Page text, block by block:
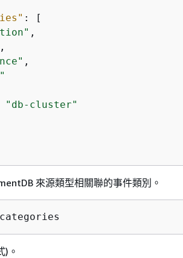
: [
,
,
,
"db-cluster"
來源類型相關聯的事件類別。
)。